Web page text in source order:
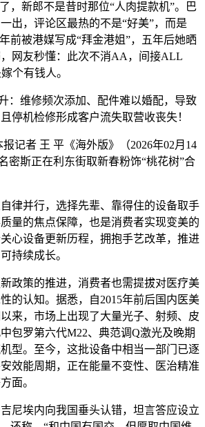
新郎不是昔时那位“人肉提款机”。巴
出，评论区最热的不是“好美”，而是
前被港媒写成“拜金港姐”，五年后她晒
网友秒懂：此次不消AA，间接ALL
个有钱人。
维修频次添加、配件难以婚配，导致
停机检修形成客户流失取营收丧失！
者 王 平《海外版》（2026年02月14
密斯正在利东街取新春粉饰“桃花树”合
并行，选择先辈、靠得住的设备取手
量的焦点保障，也是消费者实现变美的
心设备更新历程，拥抱手艺改革，推进
持续成长。
策的推进，消费者也需提拔对医疗美
的认知。据悉，自2015年前后国内医美
来，市场上出现了大量光子、射频、皮
包罗第六代M22、典范调Q激光及晚期
型。至今，这批设备中相当一部门已逐
效能周期，正在能量不变性、医治精准
面。
埃内向我国垂头认错，坦言答应设立